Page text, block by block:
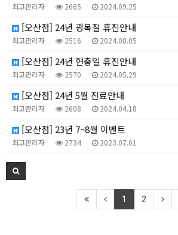
최고관리자 2665 2024.09.25
[오산점] 24년 광복절 휴진안내
최고관리자 2516 2024.08.05
[오산점] 24년 현충일 휴진안내
최고관리자 2570 2024.05.29
[오산점] 24년 5월 진료안내
최고관리자 2608 2024.04.18
[오산점] 23년 7~8월 이벤트
최고관리자 2734 2023.07.01
1 2